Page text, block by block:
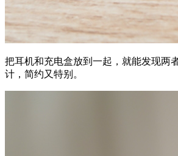
把耳机和充电盒放到一起，就能发现两
计，简约又特别。